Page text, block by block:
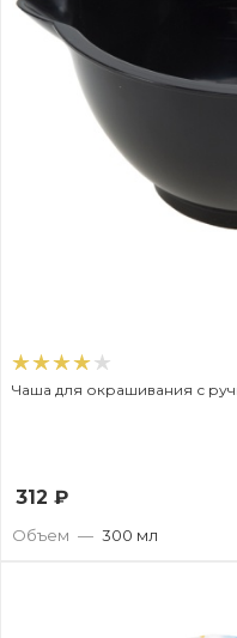
Чаша для окрашивания с
312 ₽
Объем — 300 мл